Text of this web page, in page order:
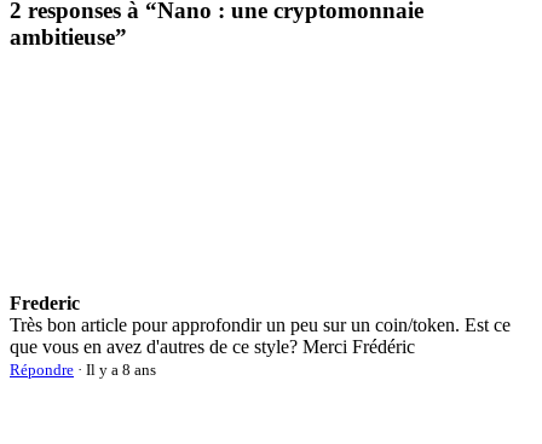
2 responses à “Nano : une cryptomonnaie
ambitieuse”
Frederic
Très bon article pour approfondir un peu sur un coin/token. Est ce
que vous en avez d'autres de ce style? Merci Frédéric
Répondre · Il y a 8 ans